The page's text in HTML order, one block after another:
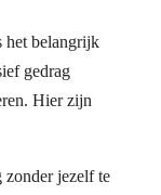
het belangrijk
gedrag
Hier zijn
zonder jezelf te